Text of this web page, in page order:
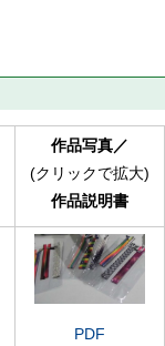
作品写真／
(クリックで拡大)
作品説明書
PDF